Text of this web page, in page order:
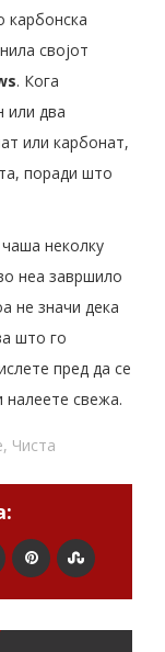
карбонска
својот
. Кога
или два
или карбонат,
поради што
неколку
неа завршилo
не значи дека
што го
пред да се
налеете свежа.
, Чиста